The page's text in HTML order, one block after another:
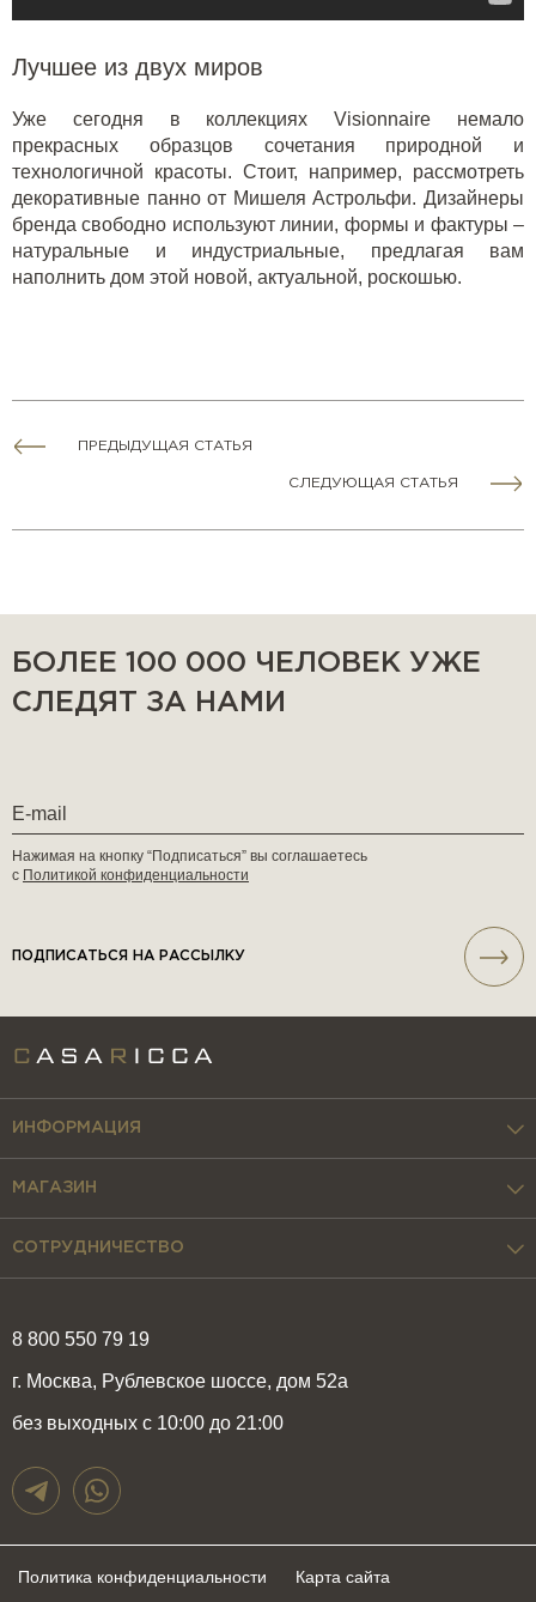
Лучшее из двух миров
Уже сегодня в коллекциях Visionnaire немало
прекрасных образцов сочетания природной и
технологичной красоты. Стоит, например, рассмотреть
декоративные панно от Мишеля Астрольфи. Дизайнеры
бренда свободно используют линии, формы и фактуры –
натуральные и индустриальные, предлагая вам
наполнить дом этой новой, актуальной, роскошью.
ПРЕДЫДУЩАЯ СТАТЬЯ
СЛЕДУЮЩАЯ СТАТЬЯ
БОЛЕЕ 100 000 ЧЕЛОВЕК УЖЕ
СЛЕДЯТ ЗА НАМИ
Нажимая на кнопку “Подписаться” вы соглашаетесь
с Политикой конфиденциальности
ПОДПИСАТЬСЯ НА РАССЫЛКУ
8 800 550 79 19
г. Москва, Рублевское шоссе, дом 52а
без выходных с 10:00 до 21:00
ИНФОРМАЦИЯ
МАГАЗИН
СОТРУДНИЧЕСТВО
Политика конфиденциальности Карта сайта